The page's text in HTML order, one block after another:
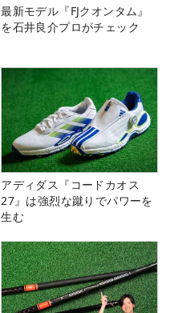
最新モデル『FJクオンタム』
を石井良介プロがチェック
アディダス『コードカオス
27』は強烈な蹴りでパワーを
生む